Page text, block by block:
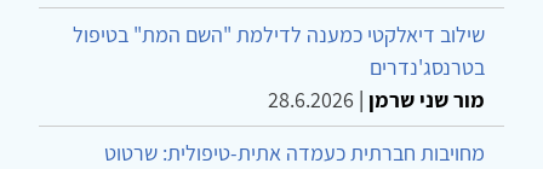
שילוב דיאלקטי כמענה לדילמת "השם המת" בטיפול
בטרנסג'נדרים
מור שני שרמן |
28.6.2026
מחויבות חברתית כעמדה אתית-טיפולית: שרטוט